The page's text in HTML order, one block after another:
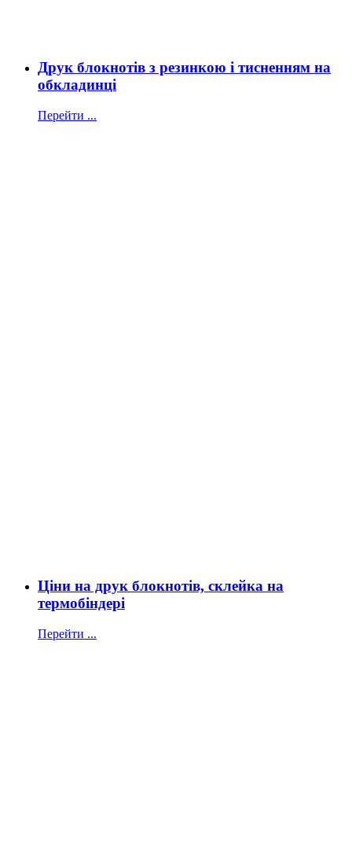
Друк блокнотів з резинкою і тисненням на
обкладинці
Перейти ...
Ціни на друк блокнотів, склейка на
термобіндері
Перейти ...